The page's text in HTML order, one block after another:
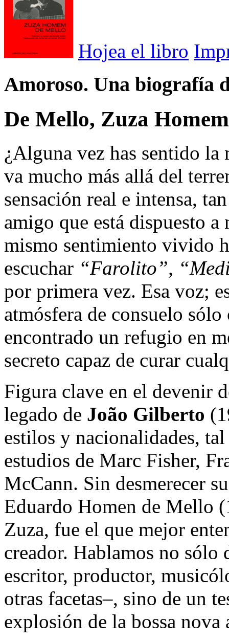
Hojea el libro
Amoroso. Una biografía
De Mello, Zuza Homem
¿Alguna vez has sentido la
va mucho más allá del
sensación real e intensa,
amigo que está dispuesto
mismo sentimiento vivido
escuchar “Farolito”,
por primera vez. Esa voz;
atmósfera de consuelo
encontrado un refugio en
secreto capaz de curar
Figura clave en el devenir
legado de João Gilberto
estilos y nacionalidades,
estudios de Marc Fisher,
McCann. Sin desmerecer
Eduardo Homen de Mello
Zuza, fue el que mejor
creador. Hablamos no
escritor, productor,
otras facetas–, sino de un
explosión de la bossa